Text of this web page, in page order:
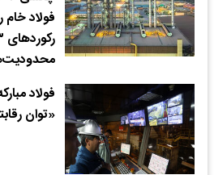
فولاد خام
فولاد
«توان